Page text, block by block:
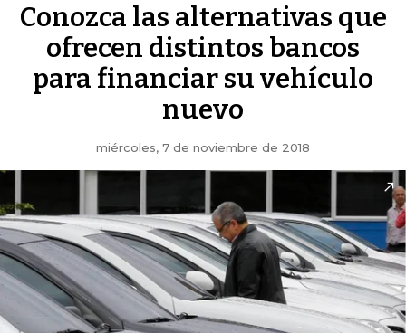
Conozca las alternativas que
ofrecen distintos bancos
para financiar su vehículo
nuevo
miércoles, 7 de noviembre de 2018